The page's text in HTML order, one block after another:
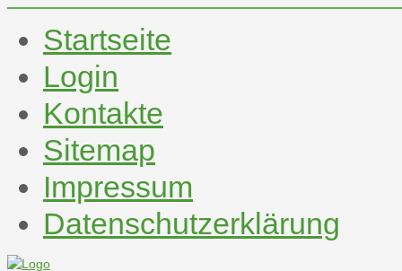
Startseite
Login
Kontakte
Sitemap
Impressum
Datenschutzerklärung